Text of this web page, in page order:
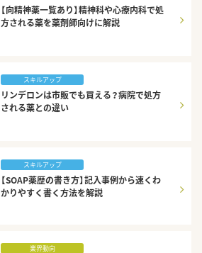
【向精神薬一覧あり】精神科や心療内科で処
方される薬を薬剤師向けに解説
スキルアップ
リンデロンは市販でも買える？病院で処方
される薬との違い
スキルアップ
【SOAP薬歴の書き方】記入事例から速くわ
かりやすく書く方法を解説
業界動向